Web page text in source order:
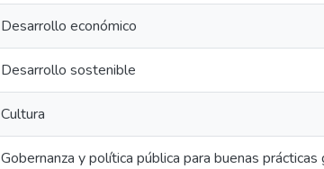
Desarrollo económico
Desarrollo sostenible
Cultura
Gobernanza y política pública para buenas